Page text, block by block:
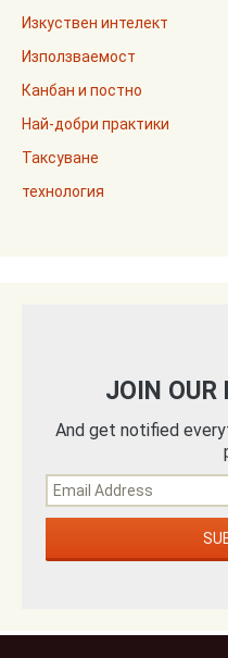
Изкуствен интелект
Използваемост
Канбан и постно
Най-добри практики
Таксуване
технология
JOIN OUR
And get notified